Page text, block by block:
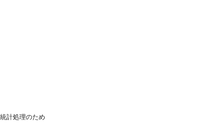
計処理のため